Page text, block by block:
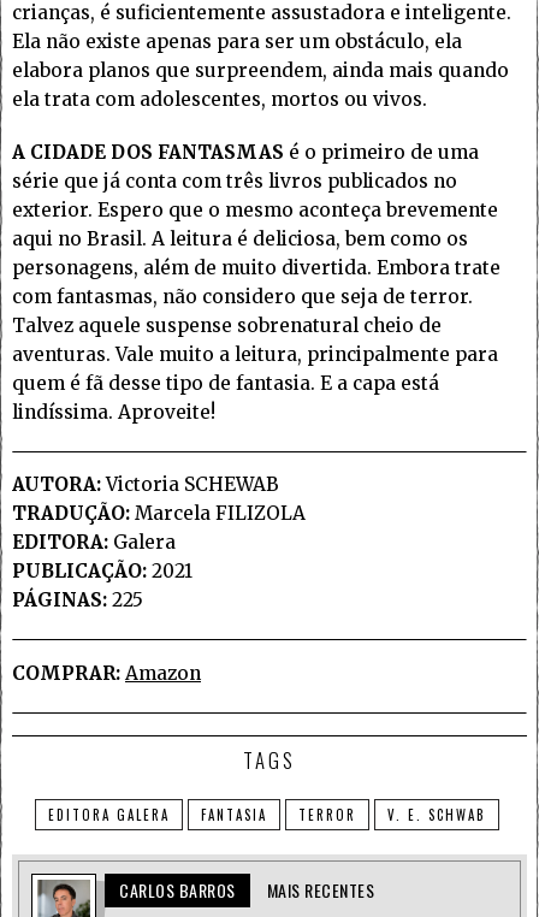
crianças, é suficientemente assustadora e inteligente.
Ela não existe apenas para ser um obstáculo, ela
elabora planos que surpreendem, ainda mais quando
ela trata com adolescentes, mortos ou vivos.
A CIDADE DOS FANTASMAS é o primeiro de uma
série que já conta com três livros publicados no
exterior. Espero que o mesmo aconteça brevemente
aqui no Brasil. A leitura é deliciosa, bem como os
personagens, além de muito divertida. Embora trate
com fantasmas, não considero que seja de terror.
Talvez aquele suspense sobrenatural cheio de
aventuras. Vale muito a leitura, principalmente para
quem é fã desse tipo de fantasia. E a capa está
lindíssima. Aproveite!
AUTORA:Victoria SCHEWAB
TRADUÇÃO: Marcela FILIZOLA
EDITORA: Galera
PUBLICAÇÃO: 2021
PÁGINAS: 225
COMPRAR: Amazon
TAGS
EDITORA GALERA FANTASIA TERROR V. E. SCHWAB
CARLOS BARROS MAIS RECENTES